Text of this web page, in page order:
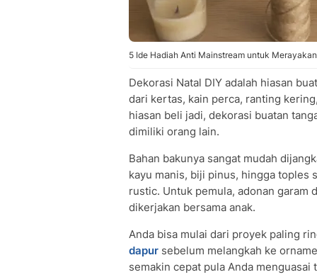
5 Ide Hadiah Anti Mainstream untuk
Dekorasi Natal DIY adalah hiasan
dari kertas, kain perca, ranting
hiasan beli jadi, dekorasi buatan
dimiliki orang lain.
Bahan bakunya sangat mudah
kayu manis, biji pinus, hingga toples
rustic. Untuk pemula, adonan garam
dikerjakan bersama anak.
Anda bisa mulai dari proyek paling
dapur sebelum melangkah ke
semakin cepat pula Anda menguasai